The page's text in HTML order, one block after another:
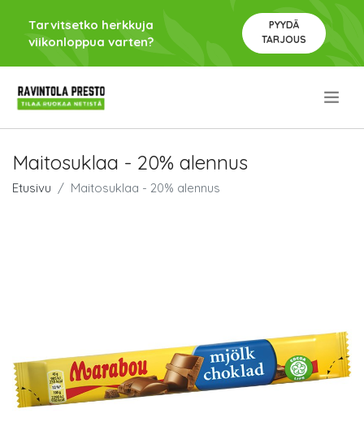
Tarvitsetko herkkuja
viikonloppua varten?
PYYDÄ
TARJOUS
Maitosuklaa - 20% alennus
Etusivu Maitosuklaa - 20% alennus